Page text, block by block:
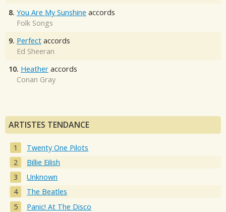
8. You Are My Sunshine accords
Folk Songs
9. Perfect accords
Ed Sheeran
10. Heather accords
Conan Gray
ARTISTES TENDANCE
Twenty One Pilots
Billie Eilish
Unknown
The Beatles
Panic! At The Disco